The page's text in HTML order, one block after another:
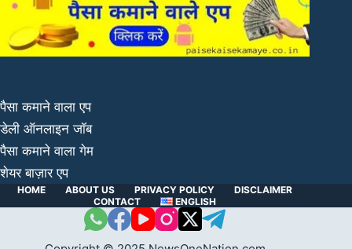
पैसा कमाने वाला एप
डेली ऑनलाइन जॉब
पैसा कमाने वाला गेम
शेयर बाज़ार एप
HOME ABOUT US PRIVACY POLICY
DISCLAIMER
CONTACT
ENGLISH